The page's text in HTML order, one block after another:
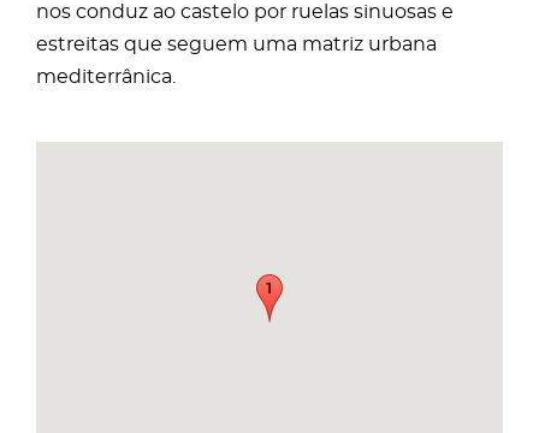
nos conduz ao castelo por ruelas sinuosas e
estreitas que seguem uma matriz urbana
mediterrânica.